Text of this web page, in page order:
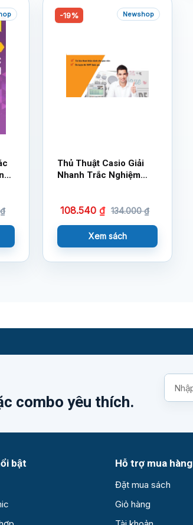
₫
-19% Newshop
Thủ Thuật Casio Giải
Nhanh Trắc Nghiệm
108.540₫ 134.000₫
Xem sách
combo yêu thích.
Tìm
kiếm
sách
bật Hỗ trợ mua hàng
Đặt mua sách
Giỏ hàng